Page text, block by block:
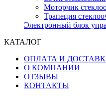
Моторчик
Трапеция
Электронный блок
КАТАЛОГ
ОПЛАТА И
О КОМПАНИИ
ОТЗЫВЫ
КОНТАКТЫ